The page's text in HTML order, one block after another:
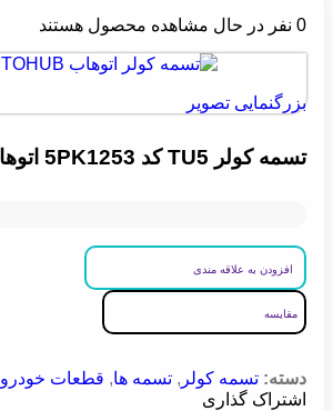
0 نفر در حال مشاهده محصول هستند
بزرگنمایی تصویر
تسمه کولر TU5 کد 5PK1253 اتوهاب
افزودن به علاقه مندی
مقایسه
دسته: تسمه کولر , تسمه ها, قطعات خودرو
اشتراک گذاری